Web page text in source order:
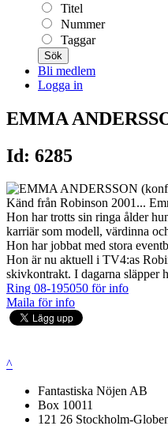
Titel
Nummer
Taggar
Sök
Bli medlem
Logga in
EMMA
Id: 6285
Känd från Robinson 2001...
Hon har trotts sin ringa ålder
karriär som modell, värdinna
Hon har jobbat med stora
Hon är nu aktuell i TV4:as
skivkontrakt. I dagarna släpper
Ring 08-195050 för info
Maila för info
^
Fantastiska Nöjen AB
Box 10011
121 26 Stockholm-